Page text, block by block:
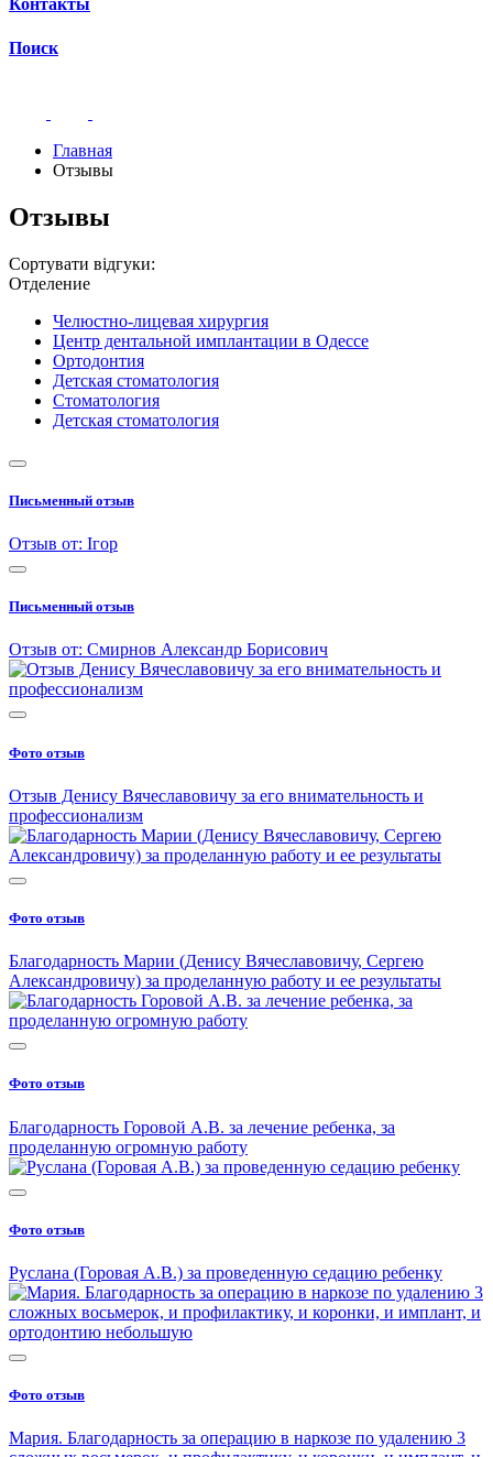
Контакты
Поиск
Главная
Отзывы
Отзывы
Сортувати відгуки:
Отделение
Челюстно-лицевая хирургия
Центр дентальной имплантации в Одессе
Ортодонтия
Детская стоматология
Стоматология
Детская стоматология
Письменный отзыв
Отзыв от: Ігор
Письменный отзыв
Отзыв от: Смирнов Александр Борисович
Фото отзыв
Отзыв Денису Вячеславовичу за его внимательность и
профессионализм
Фото отзыв
Благодарность Марии (Денису Вячеславовичу, Сергею
Александровичу) за проделанную работу и ее результаты
Фото отзыв
Благодарность Горовой А.В. за лечение ребенка, за
проделанную огромную работу
Фото отзыв
Руслана (Горовая А.В.) за проведенную седацию ребенку
Фото отзыв
Мария. Благодарность за операцию в наркозе по удалению 3